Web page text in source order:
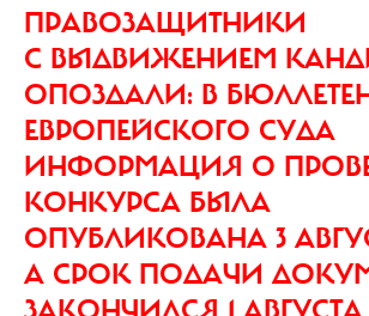
ПРАВОЗАЩИТНИКИ
С ВЫДВИЖЕНИЕМ
ОПОЗДАЛИ: В
ЕВРОПЕЙСКОГО СУДА
ИНФОРМАЦИЯ О
КОНКУРСА БЫЛА
ОПУБЛИКОВАНА 3
А СРОК ПОДАЧИ